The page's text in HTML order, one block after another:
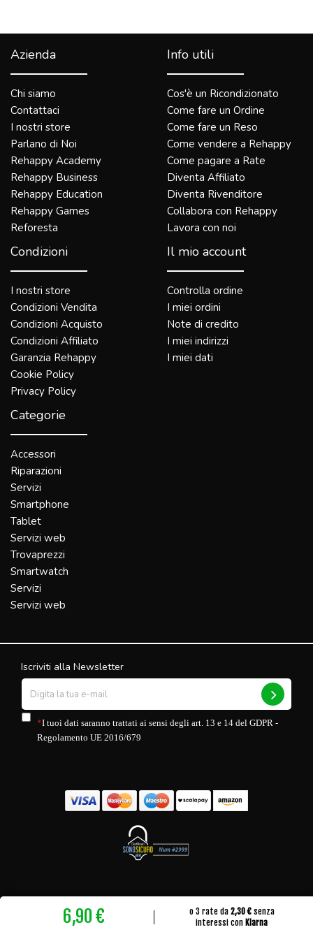
6,90 € o 3 rate da 2,30 € senza
interessi con Klarna
Azienda
Chi siamo
Contattaci
I nostri store
Parlano di Noi
Rehappy Academy
Rehappy Business
Rehappy Education
Rehappy Games
Reforesta
Info utili
Cos'è un Ricondizionato
Come fare un Ordine
Come fare un Reso
Come vendere a Rehappy
Come pagare a Rate
Diventa Affiliato
Diventa Rivenditore
Collabora con Rehappy
Lavora con noi
Condizioni
I nostri store
Condizioni Vendita
Condizioni Acquisto
Condizioni Affiliato
Garanzia Rehappy
Cookie Policy
Privacy Policy
Il mio account
Controlla ordine
I miei ordini
Note di credito
I miei indirizzi
I miei dati
Categorie
Accessori
Riparazioni
Servizi
Smartphone
Tablet
Servizi web
Trovaprezzi
Smartwatch
Servizi
Servizi web
Iscriviti alla Newsletter
*I tuoi dati saranno trattati ai sensi degli art. 13 e 14 del GDPR -
Regolamento UE 2016/679
Legale: Via Giacinto Bruzzesi, 30 91025 Marsala (TP) - Pec:
rebusiness@gigapec.it